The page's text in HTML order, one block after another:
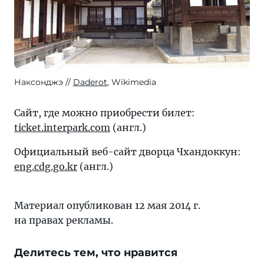
Наксонджэ Daderot, Wikimedia
Сайт, где можно приобрести билет:
ticket.interpark.com (англ.)
Официальный веб-сайт дворца Чхандоккун:
eng.cdg.go.kr (англ.)
Материал опубликован 12 мая 2014 г.
на правах рекламы.
Делитесь тем, что нравится